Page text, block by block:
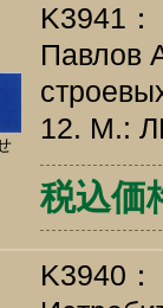
K3941：
Павлов
12. М.:
税込価
K3940：